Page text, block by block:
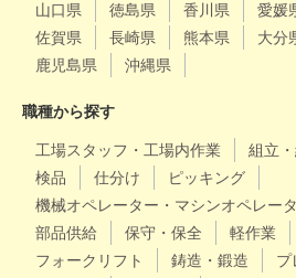
山口県
徳島県 香川県 愛媛
佐賀県
長崎県 熊本県 大分
鹿児島県
沖縄県
職種から探す
工場スタッフ・工場内作業 組立
検品
仕分け
ピッキング
機械オペレーター・マシンオペレー
部品供給
保守・保全 軽作業
フォークリフト
鋳造・鍛造 プ